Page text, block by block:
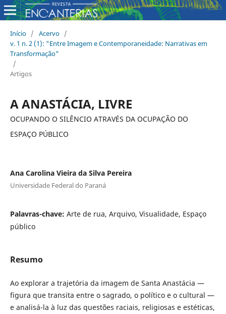
Início / Acervo /
v. 1 n. 2 (1): "Entre Imagem e Contemporaneidade: Narrativas em
Transformação"
/
Artigos
A ANASTÁCIA, LIVRE
OCUPANDO O SILÊNCIO ATRAVÉS DA OCUPAÇÃO DO
ESPAÇO PÚBLICO
Ana Carolina Vieira da Silva Pereira
Universidade Federal do Paraná
Palavras-chave: Arte de rua, Arquivo, Visualidade, Espaço
público
Resumo
Ao explorar a trajetória da imagem de Santa Anastácia —
figura que transita entre o sagrado, o político e o cultural —
e analisá-la à luz das questões raciais, religiosas e estéticas,